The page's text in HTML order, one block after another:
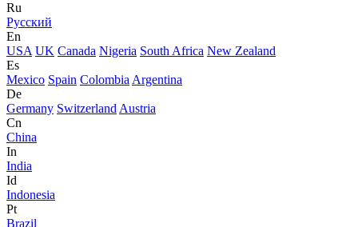
Ru
Русский
En
USA UK Canada Nigeria South Africa New Zealand
Es
Mexico Spain Colombia Argentina
De
Germany Switzerland Austria
Cn
China
In
India
Id
Indonesia
Pt
Brazil